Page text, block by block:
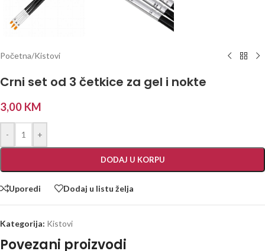
Početna/Kistovi
Crni set od 3 četkice za gel i nokte
3,00 KM
- +
DODAJ U KORPU
Uporedi Dodaj u listu želja
Kategorija: Kistovi
Povezani proizvodi